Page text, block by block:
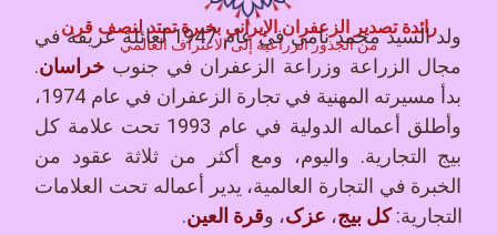
رائدة تصدير الزعفران الإيراني بخبرة تمتد لنصف قرن
من الجذور الزراعية إلى الاعتراف العالميولد السيد محمد نامي في عام 1947 لعائلة عريقة في
مجال الزراعة وزراعة الزعفران في جنوب خراسان.
بدأ مسيرته المهنية في تجارة الزعفران في عام 1974،
وأطلق أعماله الدولية في عام 1993 تحت علامة كل
بيج التجارية. واليوم، ومع أكثر من ثلاثة عقود من
الخبرة في التجارة العالمية، يدير أعماله تحت العلامات
التجارية:كل بيج، عزک، وقرة العين.